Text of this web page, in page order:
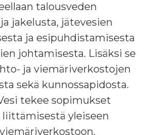
talousveden
jakelusta, jätevesien
ja esipuhdistamisesta
johtamisesta. Lisäksi se
ja viemäriverkostojen
sekä kunnossapidosta.
tekee sopimukset
yleiseen